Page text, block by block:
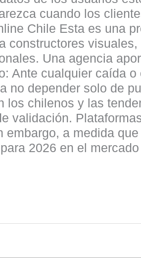
cuando los
Chile Esta es una
constructores
Una agencia
Ante cualquier caída
no depender solo de
los chilenos y las
validación.
a medida
2026 en el